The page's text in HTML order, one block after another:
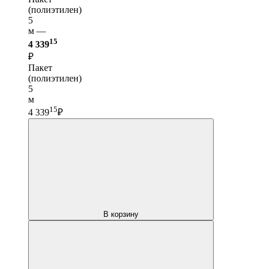
(полиэтилен)
5
м —
4 33915
₽
Пакет
(полиэтилен)
5
м
4 33915₽
В корзину